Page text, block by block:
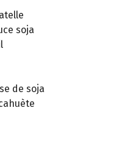
soja
de soja